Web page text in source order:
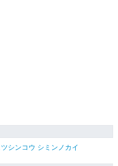
シンコウ シミンノカイ